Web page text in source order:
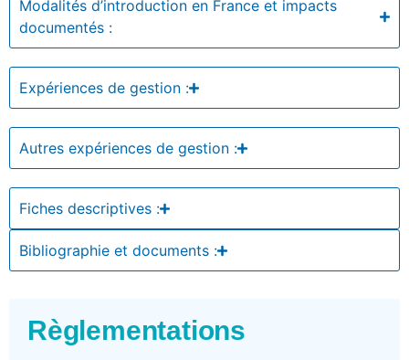
Modalités d’introduction en France et impacts
documentés :
Expériences de gestion :
Autres expériences de gestion :
Fiches descriptives :
Bibliographie et documents :
Règlementations